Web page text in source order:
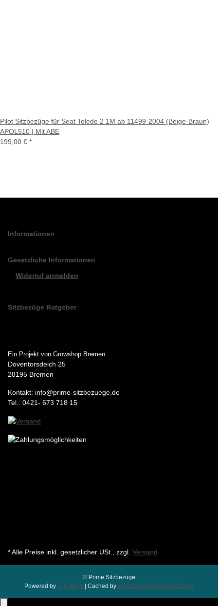
Pilot Sitzbezüge für Seat Toledo 2 1M ab 11499-2004 (Beige-Braun)
APOL510 | Mit ABE
199,00 € *
Informationen
Gesetzliche Informationen
Widerruf anmelden
Sitzbezüge Ratgeber
Ein Projekt von Growshop Bremen
Doventorsdeich 25
28195 Bremen
Kontakt: info@prime-sitzbezuege.de
Tel.: 0421- 673 718 15
* Alle Preise inkl. gesetzlicher USt., zzgl. Versand
© Prime Sitzbezüge
Powered by JTL-Shop | Cached by ecomDATA LiteSpeed Cache